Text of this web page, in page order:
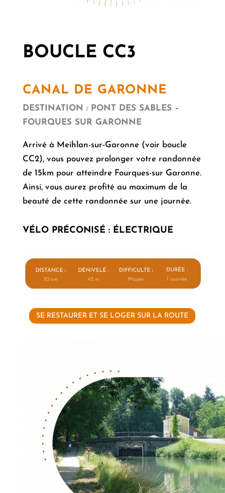
BOUCLE CC3
CANAL DE GARONNE
DESTINATION : PONT DES SABLES –
FOURQUES SUR GARONNE
Arrivé à Meihlan-sur-Garonne (voir boucle
CC2), vous pouvez prolonger votre randonnée
de 15km pour atteindre Fourques-sur Garonne.
Ainsi, vous aurez profité au maximum de la
beauté de cette randonnée sur une journée.
VÉLO PRÉCONISÉ : ÉLECTRIQUE
SE RESTAURER ET SE LOGER SUR LA ROUTE